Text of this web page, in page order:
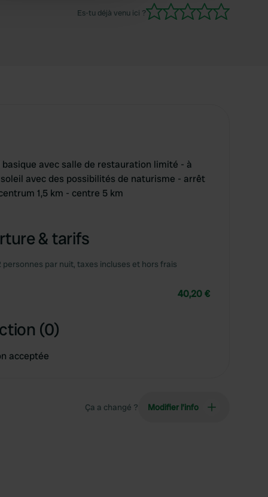
Es-tu déjà venu ici ?
avec salle de restauration limité - à
avec des possibilités de naturisme - arrêt
1,5 km - centre 5 km
& tarifs
par nuit, taxes incluses et hors frais
40,20 €
(0)
acceptée
Ça a changé ? Modifier l’info